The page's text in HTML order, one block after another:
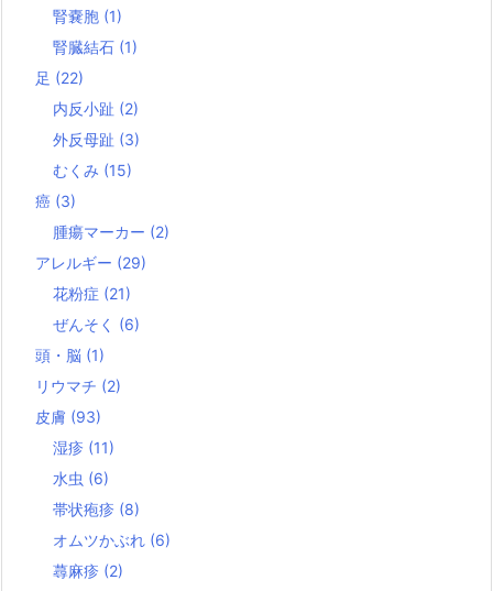
腎嚢胞 (1)
腎臓結石 (1)
足 (22)
内反小趾 (2)
外反母趾 (3)
むくみ (15)
癌 (3)
腫瘍マーカー (2)
アレルギー (29)
花粉症 (21)
ぜんそく (6)
頭・脳 (1)
リウマチ (2)
皮膚 (93)
湿疹 (11)
水虫 (6)
帯状疱疹 (8)
オムツかぶれ (6)
蕁麻疹 (2)